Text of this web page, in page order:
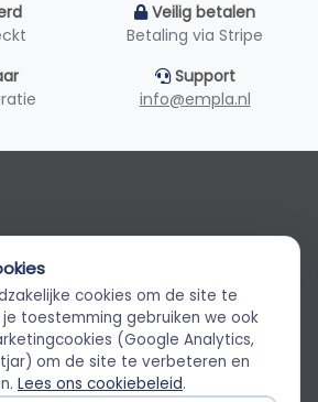
Veilig betalen
Betaling via Stripe
Support
info@empla.nl
stel een vraag
cookies om de site te
toestemming gebruiken we ook
(Google Analytics,
om de site te verbeteren en
Lees ons cookiebeleid.